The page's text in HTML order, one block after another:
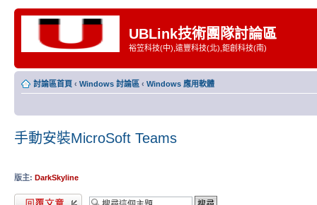
UBLink技術團隊討論區
裕笠科技(中),遠豐科技(北),鉅創科技(南)
討論區首頁 ‹ Windows 討論區 ‹ Windows 應用軟體
手動安裝MicroSoft Teams
版主: DarkSkyline
發表回覆